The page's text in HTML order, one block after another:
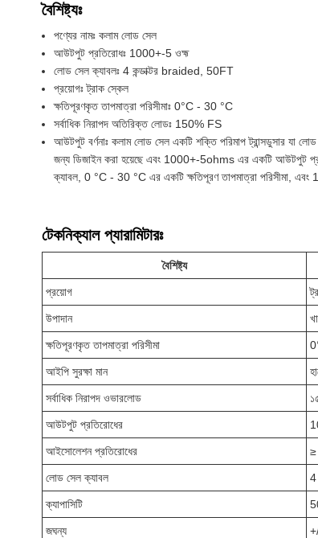
বৈশিষ্ট্যঃ
পণ্যের নামঃ কলাম লোড সেল
আউটপুট প্রতিরোধঃ 1000+-5 ওহ্ম
লোড সেল ক্যাবলঃ 4 কন্ডাক্টর braided, 50FT
প্রয়োগঃ ট্রাক স্কেল
ক্ষতিপূরণকৃত তাপমাত্রা পরিসীমাঃ 0°C - 30 °C
সর্বাধিক নিরাপদ অতিরিক্ত লোডঃ 150% FS
আউটপুট বর্ণনাঃ কলাম লোড সেল একটি শক্তি পরিমাপ ট্রান্সডুসার যা লোড
জন্য ডিজাইন করা হয়েছে এবং 1000+-5ohms এর একটি আউটপুট
ক্যাবল, 0 °C - 30 °C এর একটি ক্ষতিপূরণ তাপমাত্রা পরিসীমা, এবং
টেকনিক্যাল প্যারামিটারঃ
বৈশিষ্ট্য
প্রয়োগ
উপাদান
ক্ষতিপূরণকৃত তাপমাত্রা পরিসীমা
আইপি সুরক্ষা মান
সর্বাধিক নিরাপদ ওভারলোড
আউটপুট প্রতিরোধের
আইসোলেশন প্রতিরোধের ≥
লোড সেল ক্যাবল 4
ক্যাপাসিটি
জঘন্য